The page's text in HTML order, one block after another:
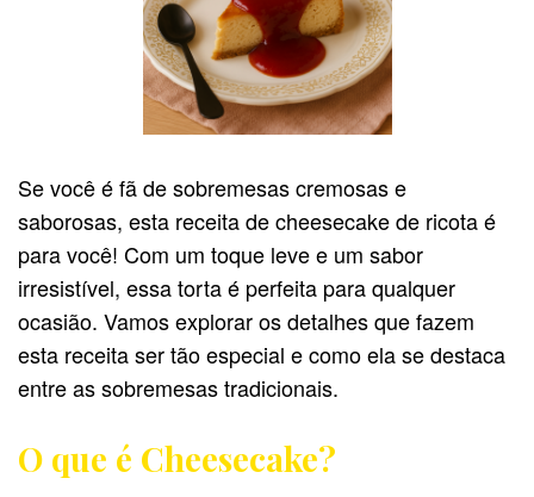
Se você é fã de sobremesas cremosas e
saborosas, esta receita de cheesecake de ricota é
para você! Com um toque leve e um sabor
irresistível, essa torta é perfeita para qualquer
ocasião. Vamos explorar os detalhes que fazem
esta receita ser tão especial e como ela se destaca
entre as sobremesas tradicionais.
O que é Cheesecake?